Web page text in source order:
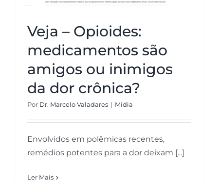
Inovação
Veja – Opioides:
medicamentos são
amigos ou inimigos
da dor crônica?
Por Dr. Marcelo Valadares | Midia
Envolvidos em polêmicas recentes,
remédios potentes para a dor deixam [...]
Ler Mais